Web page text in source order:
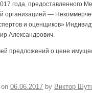
года, предоставленного
организацией —
и оценщиков»
Александрович.
предложений о цене
on 06.06.2017 by Виктор